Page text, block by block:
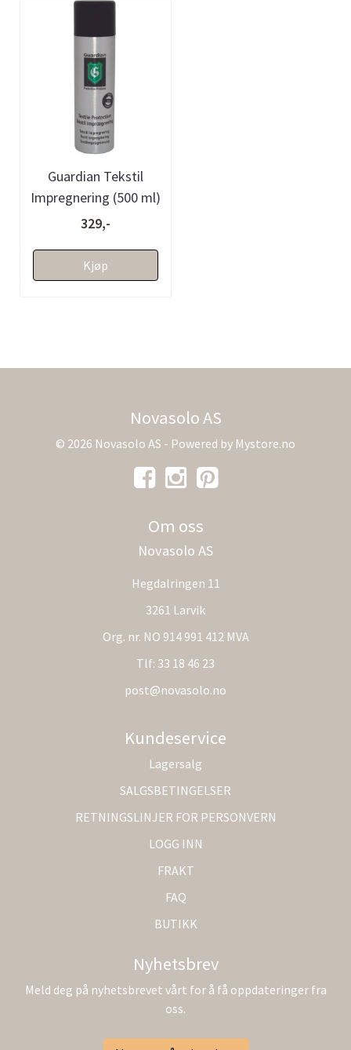
Guardian Tekstil
Impregnering (500 ml)
329,-
Kjøp
Novasolo AS
© 2026 Novasolo AS - Powered by Mystore.no
Om oss
Novasolo AS
Hegdalringen 11
3261 Larvik
Org. nr. NO 914 991 412 MVA
Tlf: 33 18 46 23
post@novasolo.no
Kundeservice
Lagersalg
SALGSBETINGELSER
RETNINGSLINJER FOR PERSONVERN
LOGG INN
FRAKT
FAQ
BUTIKK
Nyhetsbrev
Meld deg på nyhetsbrevet vårt for å få oppdateringer fra
oss.